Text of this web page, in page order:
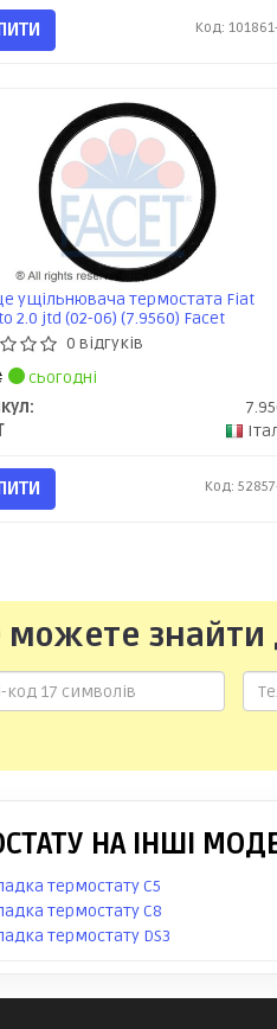
Код:
ущільнювача термостата Fiat
2.0 jtd (02-06) (7.9560) Facet
0 відгуків
сьогодні
Код:
можете знайти
НА ІНШІ
термостату C5
термостату C8
термостату DS3